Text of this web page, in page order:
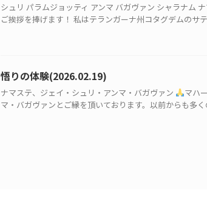
シュリ パラムジョッティ アンマ バガヴァン シャラナム
ご挨拶を捧げます！ 私はテランガーナ州コタグデムのサ
悟りの体験(2026.02.19)
ナマステ、ジェイ・シュリ・アンマ・バガヴァン
マハ
マ・バガヴァンとご縁を頂いております。以前からも多